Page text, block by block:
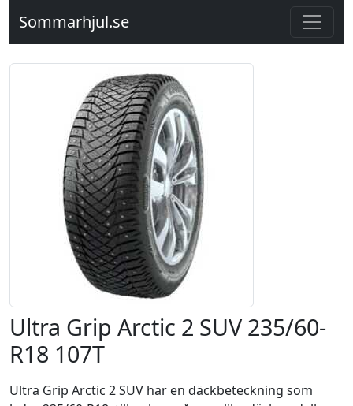
Sommarhjul.se
Ultra Grip Arctic 2 SUV 235/60-
R18 107T
Ultra Grip Arctic 2 SUV har en däckbeteckning som